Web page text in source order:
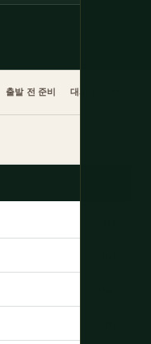
출발 전 준비 대사관